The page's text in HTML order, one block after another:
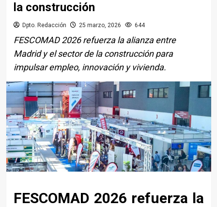
la construcción
Dpto. Redacción 25 marzo, 2026 644
FESCOMAD 2026 refuerza la alianza entre
Madrid y el sector de la construcción para
impulsar empleo, innovación y vivienda.
FESCOMAD 2026 refuerza la